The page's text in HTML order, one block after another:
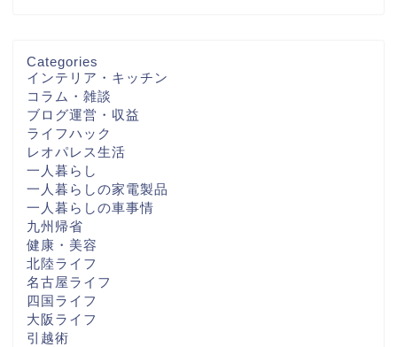
Categories
インテリア・キッチン
コラム・雑談
ブログ運営・収益
ライフハック
レオパレス生活
一人暮らし
一人暮らしの家電製品
一人暮らしの車事情
九州帰省
健康・美容
北陸ライフ
名古屋ライフ
四国ライフ
大阪ライフ
引越術